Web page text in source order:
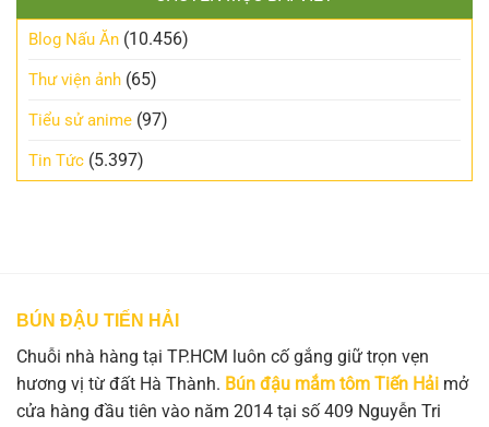
Blog Nấu Ăn (10.456)
Thư viện ảnh (65)
Tiểu sử anime (97)
Tin Tức (5.397)
BÚN ĐẬU TIẾN HẢI
Chuỗi nhà hàng tại TP.HCM luôn cố gắng giữ trọn vẹn
hương vị từ đất Hà Thành. Bún đậu mắm tôm Tiến Hải mở
cửa hàng đầu tiên vào năm 2014 tại số 409 Nguyễn Tri